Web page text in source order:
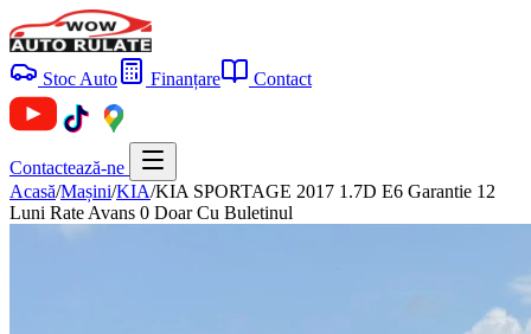
Stoc Auto Finanțare Contact
Contactează-ne
Acasă/Mașini/KIA/KIA SPORTAGE 2017 1.7D E6 Garantie 12
Luni Rate Avans 0 Doar Cu Buletinul